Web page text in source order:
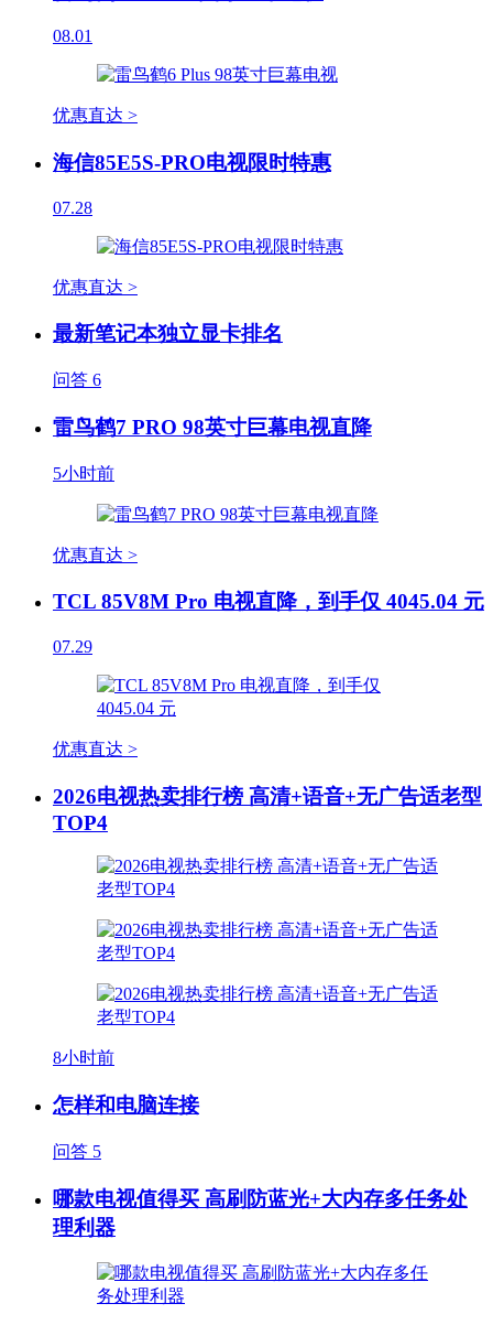
08.01
优惠直达 >
海信85E5S-PRO电视限时特惠
07.28
优惠直达 >
最新笔记本独立显卡排名
问答 6
雷鸟鹤7 PRO 98英寸巨幕电视直降
5小时前
优惠直达 >
TCL 85V8M Pro 电视直降，到手仅 4045.04 元
07.29
优惠直达 >
2026电视热卖排行榜 高清+语音+无广告适老型
TOP4
8小时前
怎样和电脑连接
问答 5
哪款电视值得买 高刷防蓝光+大内存多任务处
理利器